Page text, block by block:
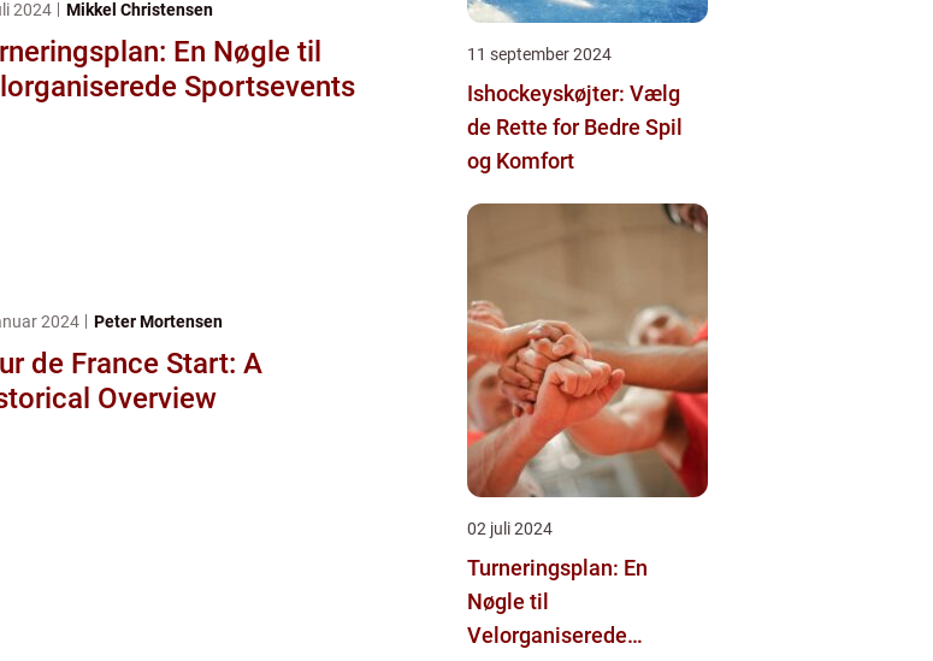
2024 Mikkel Christensen
En Nøgle til
Sportsevents
2024 Peter Mortensen
de France Start: A
Overview
11 september 2024
Ishockeyskøjter: Vælg
de Rette for Bedre Spil
og Komfort
02 juli 2024
Turneringsplan: En
Nøgle til
Velorganiserede